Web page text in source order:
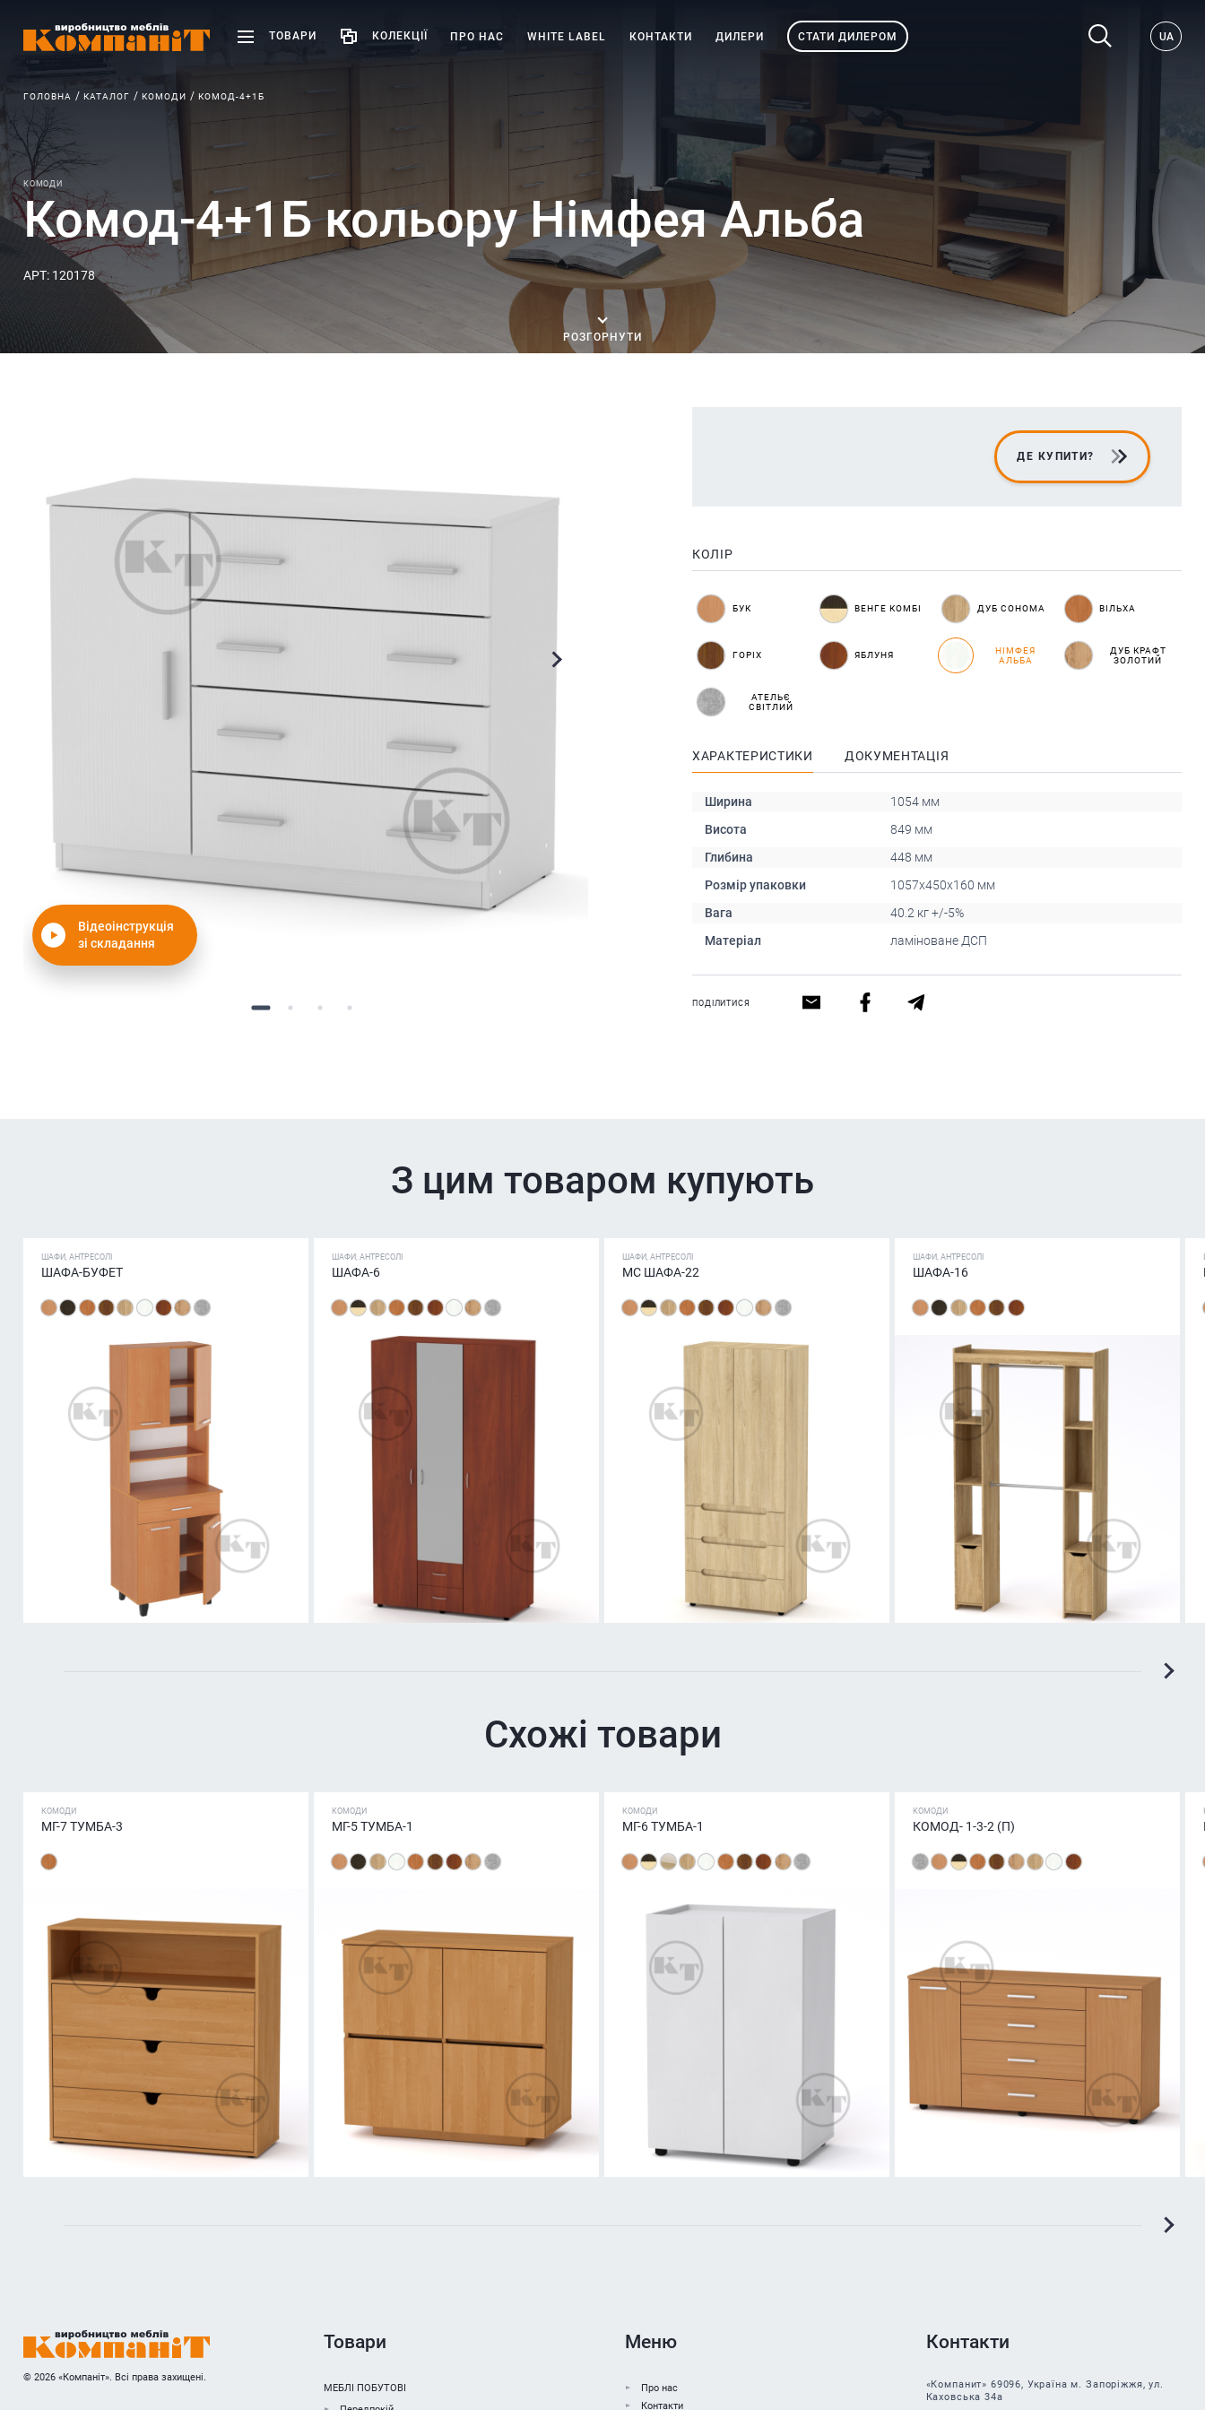
ТОВАРИ КОЛЕКЦІЇ ПРО НАС WHITE LABEL КОНТАКТИ ДИЛЕРИ СТАТИ ДИЛЕРОМ UA
ГОЛОВНА КАТАЛОГ КОМОДИ КОМОД-4+1Б
КОМОДИ
Комод-4+1Б кольору Німфея Альба
АРТ: 120178
РОЗГОРНУТИ
Відеоінструкція
зі складання
ДЕ КУПИТИ?
КОЛІР
БУК ВЕНГЕ КОМБІ ДУБ СОНОМА ВІЛЬХА
ГОРІХ ЯБЛУНЯ
НІМФЕЯ
АЛЬБА
ДУБ КРАФТ
ЗОЛОТИЙ
АТЕЛЬЄ
СВІТЛИЙ
ХАРАКТЕРИСТИКИ ДОКУМЕНТАЦІЯ
Ширина
1054 мм
Висота
849 мм
Глибина
448 мм
Розмір упаковки
1057x450x160 мм
Вага
40.2 кг +/-5%
Матеріал
ламіноване ДСП
ПОДІЛИТИСЯ
З цим товаром купують
ШАФИ, АНТРЕСОЛІ
ШАФА-БУФЕТ
ШАФИ, АНТРЕСОЛІ
ШАФА-6
ШАФИ, АНТРЕСОЛІ
МС ШАФА-22
ШАФИ, АНТРЕСОЛІ
ШАФА-16
Схожі товари
КОМОДИ
МГ-7 ТУМБА-3
КОМОДИ
МГ-5 ТУМБА-1
КОМОДИ
МГ-6 ТУМБА-1
КОМОДИ
КОМОД- 1-3-2 (П)
© 2026 «Компаніт». Всі права захищені.
Товари
МЕБЛІ ПОБУТОВІ
Меню
Про нас
Контакти
Контакти
«Компанит» 69096, Україна м. Запоріжжя, ул.
Каховська 34а